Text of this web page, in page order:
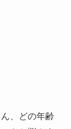
、どの年齢